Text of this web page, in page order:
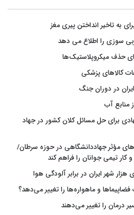
به تاخیر انداختن پیری مغز
سوزی را اطلاع می دهد
حذف میکروپلاستیک‌ها
منابع آب
برای حل مسائل کلان کشور در جهاد
مؤثر جهاددانشگاهی در حوزه سرطان/
کار تیمی جوانان را فراهم کند
شهر ایران در برابر آلودگی هوا
و ماهواره‌ها را تغییر می‌دهد؟
درمان را تغییر می‌دهند